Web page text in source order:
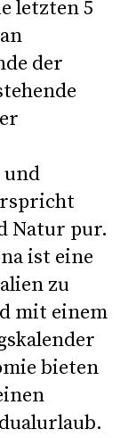
letzten 5
der
und
Natur pur.
ist eine
zu
mit einem
bieten